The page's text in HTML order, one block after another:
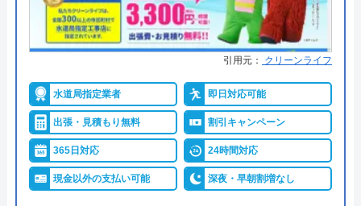
24時間年中無休で依頼を受け付けており、急なトラ
ブルにも迅速に対応してもらえるので、対象エリア
にお住いの方にはおすすめの業者です。
ご依頼時に条件を満たせば1,000円の割引を受けられ
るので、忘れずにご依頼ください。
0120-180-666
引用元： クリーンライフ
水道局指定業者 即日対応可能
出張・見積もり無料 割引キャンペーン
365日対応 24時間対応
現金以外の支払い可能 深夜・早朝割増なし